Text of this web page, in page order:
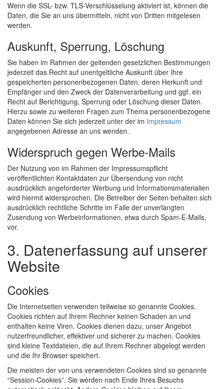
Wenn die SSL- bzw. TLS-Verschlüsselung aktiviert ist, können die
Daten, die Sie an uns übermitteln, nicht von Dritten mitgelesen
werden.
Auskunft, Sperrung, Löschung
Sie haben im Rahmen der geltenden gesetzlichen Bestimmungen
jederzeit das Recht auf unentgeltliche Auskunft über Ihre
gespeicherten personenbezogenen Daten, deren Herkunft und
Empfänger und den Zweck der Datenverarbeitung und ggf. ein
Recht auf Berichtigung, Sperrung oder Löschung dieser Daten.
Hierzu sowie zu weiteren Fragen zum Thema personenbezogene
Daten können Sie sich jederzeit unter der im Impressum
angegebenen Adresse an uns wenden.
Widerspruch gegen Werbe-Mails
Der Nutzung von im Rahmen der Impressumspflicht
veröffentlichten Kontaktdaten zur Übersendung von nicht
ausdrücklich angeforderter Werbung und Informationsmaterialien
wird hiermit widersprochen. Die Betreiber der Seiten behalten sich
ausdrücklich rechtliche Schritte im Falle der unverlangten
Zusendung von Werbeinformationen, etwa durch Spam-E-Mails,
vor.
3. Datenerfassung auf unserer
Website
Cookies
Die Internetseiten verwenden teilweise so genannte Cookies.
Cookies richten auf Ihrem Rechner keinen Schaden an und
enthalten keine Viren. Cookies dienen dazu, unser Angebot
nutzerfreundlicher, effektiver und sicherer zu machen. Cookies
sind kleine Textdateien, die auf Ihrem Rechner abgelegt werden
und die Ihr Browser speichert.
Die meisten der von uns verwendeten Cookies sind so genannte
“Session-Cookies”. Sie werden nach Ende Ihres Besuchs